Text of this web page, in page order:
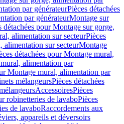
par générateurPièces détachées
par générateurMontage sur
détachées pour Montage sur gorge,
alimentation sur secteurPièces
alimentation sur secteurMontage
détachées pour Montage mural,
alimentation par
Montage mural, alimentation par
mélangeursPièces détachées
AccessoiresPièces
robinetteries de lavaboPièces
de lavaboRaccordements aux
appareils et déversoirs